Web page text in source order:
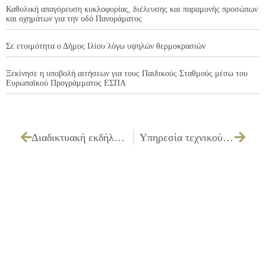
Καθολική απαγόρευση κυκλοφορίας, διέλευσης και παραμονής προσώπων
και οχημάτων για την οδό Πανοράματος
Σε ετοιμότητα ο Δήμος Ιλίου λόγω υψηλών θερμοκρασιών
Ξεκίνησε η υποβολή αιτήσεων για τους Παιδικούς Σταθμούς μέσω του
Ευρωπαϊκού Προγράμματος ΕΣΠΑ
Διαδικτυακή εκδήλωση για την εξέλιξη του έργου «Πιλοτικές Δράσεις για την Προώθηση Ευπαθών Ομάδων και Νέων στην Απασχόληση» Υπηρεσία τεχνικού ελέγχου οχημάτων από ΚΤΕΟ